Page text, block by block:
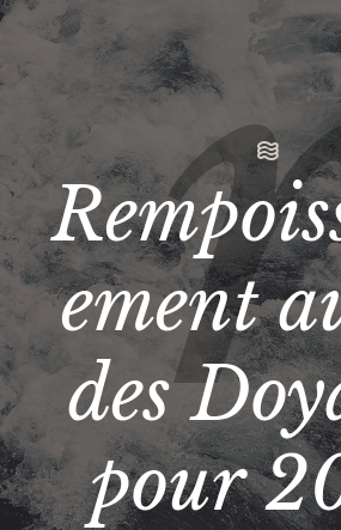
ement
des
pour